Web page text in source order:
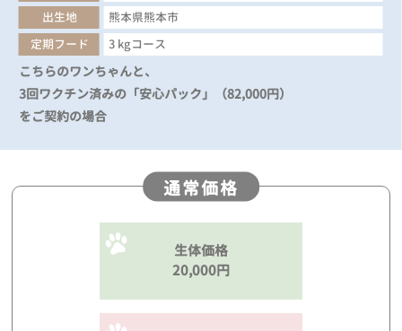
出生地
熊本県熊本市
定期フード
3 kgコース
こちらのワンちゃんと、
3回ワクチン済みの「安心パック」（82,000円）
をご契約の場合
通常価格
生体価格
20,000円